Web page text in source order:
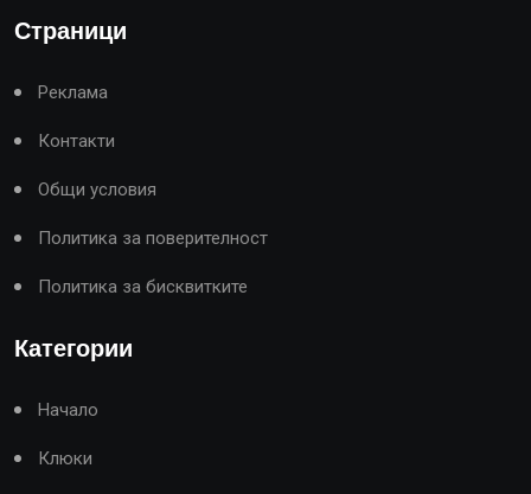
Страници
Реклама
Контакти
Общи условия
Политика за поверителност
Политика за бисквитките
Категории
Начало
Клюки